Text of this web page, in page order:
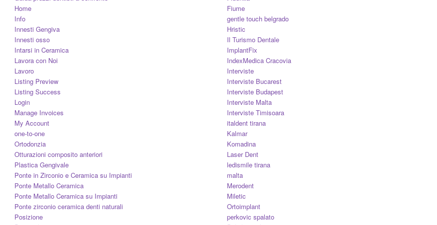
Home
Info
Innesti Gengiva
Innesti osso
Intarsi in Ceramica
Lavora con Noi
Lavoro
Listing Preview
Listing Success
Login
Manage Invoices
My Account
one-to-one
Ortodonzia
Otturazioni composito anteriori
Plastica Gengivale
Ponte in Zirconio e Ceramica su Impianti
Ponte Metallo Ceramica
Ponte Metallo Ceramica su Impianti
Ponte zirconio ceramica denti naturali
Posizione
Fiume
gentle touch belgrado
Hristic
Il Turismo Dentale
ImplantFix
IndexMedica Cracovia
Interviste
Interviste Bucarest
Interviste Budapest
Interviste Malta
Interviste Timisoara
italdent tirana
Kalmar
Komadina
Laser Dent
ledismile tirana
malta
Merodent
Miletic
Ortoimplant
perkovic spalato